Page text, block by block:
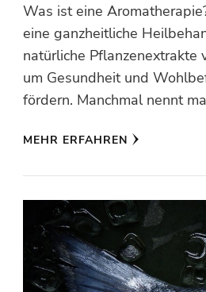
Was ist eine
eine ganzheitliche
natürliche Pflanzenextrakte
um Gesundheit und
fördern. Manchmal nennt
MEHR ERFAHREN